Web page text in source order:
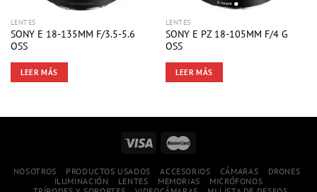
LENTES
SONY E 18-135MM F/3.5-5.6
OSS
LEER MÁS
LENTES
SONY E PZ 18-105MM F/4 G
OSS
LEER MÁS
NOSOTROS PRODUCTOS USADOS ACCESORIOS CÁMARAS
DRONES
ILUMINACIÓN
LENTES MEMORIAS
MICRÓFONOS